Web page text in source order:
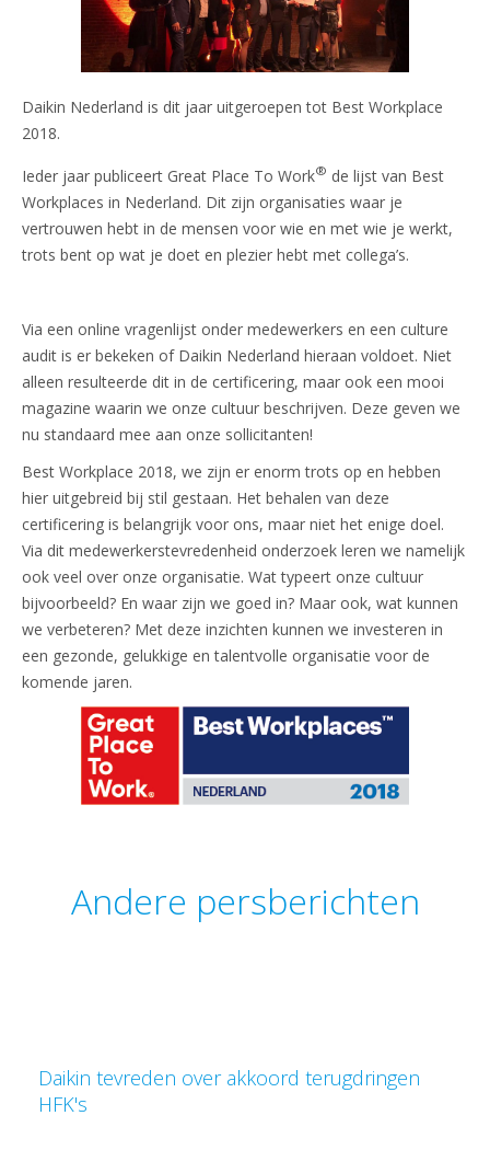
Daikin Nederland is dit jaar uitgeroepen tot Best Workplace
2018.
Ieder jaar publiceert Great Place To Work® de lijst van Best
Workplaces in Nederland. Dit zijn organisaties waar je
vertrouwen hebt in de mensen voor wie en met wie je werkt,
trots bent op wat je doet en plezier hebt met collega’s.
Via een online vragenlijst onder medewerkers en een culture
audit is er bekeken of Daikin Nederland hieraan voldoet. Niet
alleen resulteerde dit in de certificering, maar ook een mooi
magazine waarin we onze cultuur beschrijven. Deze geven we
nu standaard mee aan onze sollicitanten!
Best Workplace 2018, we zijn er enorm trots op en hebben
hier uitgebreid bij stil gestaan. Het behalen van deze
certificering is belangrijk voor ons, maar niet het enige doel.
Via dit medewerkerstevredenheid onderzoek leren we namelijk
ook veel over onze organisatie. Wat typeert onze cultuur
bijvoorbeeld? En waar zijn we goed in? Maar ook, wat kunnen
we verbeteren? Met deze inzichten kunnen we investeren in
een gezonde, gelukkige en talentvolle organisatie voor de
komende jaren.
Andere persberichten
Daikin tevreden over akkoord terugdringen
HFK's